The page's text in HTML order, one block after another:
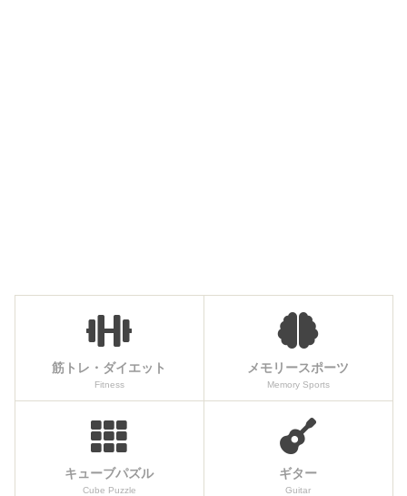
筋トレ・ダイエット
Fitness
メモリースポーツ
Memory Sports
キューブパズル
Cube Puzzle
ギター
Guitar